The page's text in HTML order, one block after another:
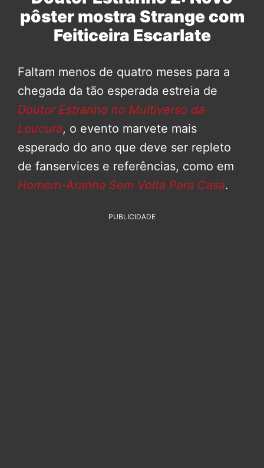
pôster mostra Strange com
Feiticeira Escarlate
Faltam menos de quatro meses para a
chegada da tão esperada estreia de
Doutor Estranho no Multiverso da
Loucura, o evento marvete mais
esperado do ano que deve ser repleto
de fanservices e referências, como em
Homem-Aranha Sem Volta Para Casa.
PUBLICIDADE